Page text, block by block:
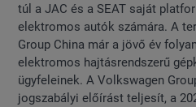
túl a JAC és a SEAT saját
elektromos autók számára. A
Group China már a jövő év
elektromos hajtásrendszerű
ügyfeleinek. A Volkswagen
jogszabályi előírást teljesít, a